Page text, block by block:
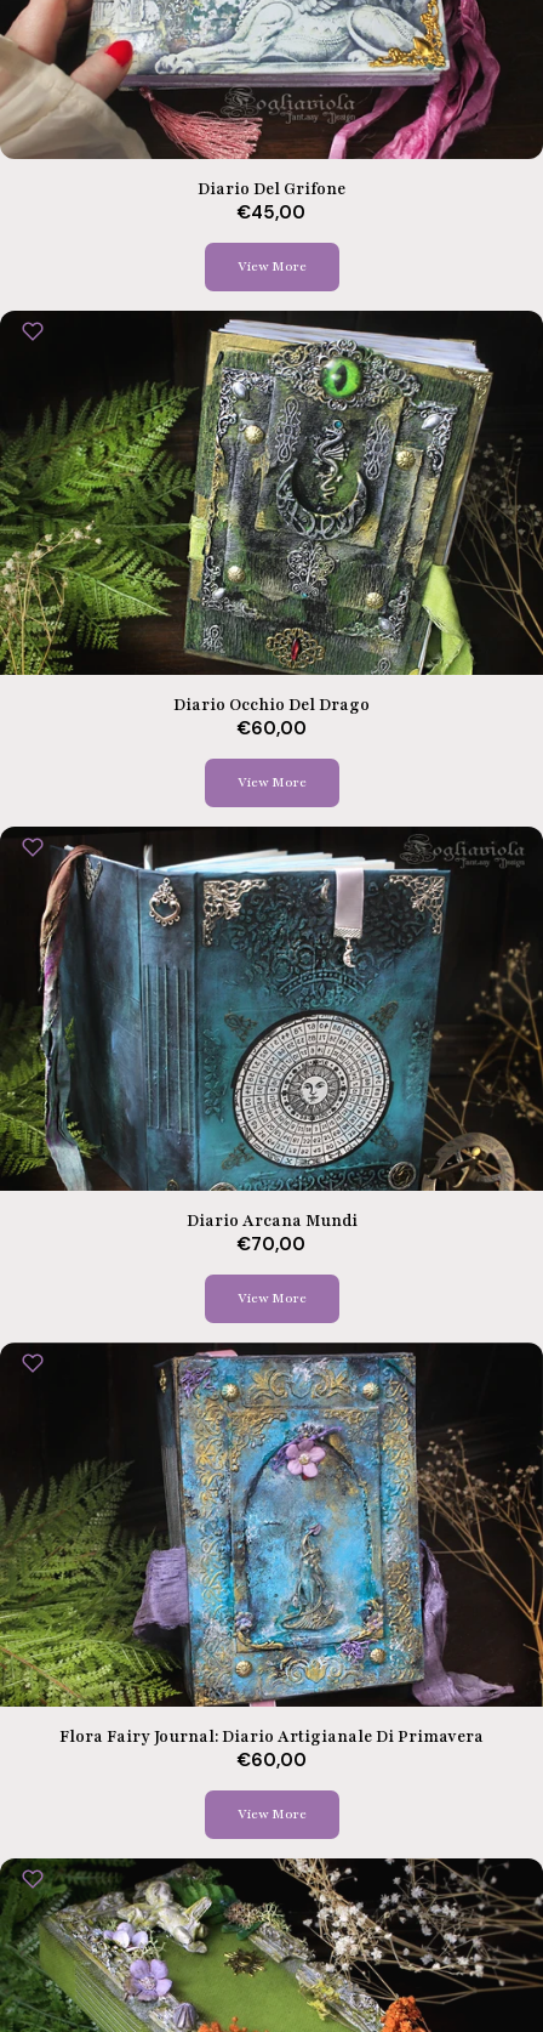
View More
Diario Del Grifone
€45,00
View More
Diario Occhio Del Drago
€60,00
View More
Diario Arcana Mundi
€70,00
View More
Flora Fairy Journal: Diario Artigianale Di Primavera
€60,00